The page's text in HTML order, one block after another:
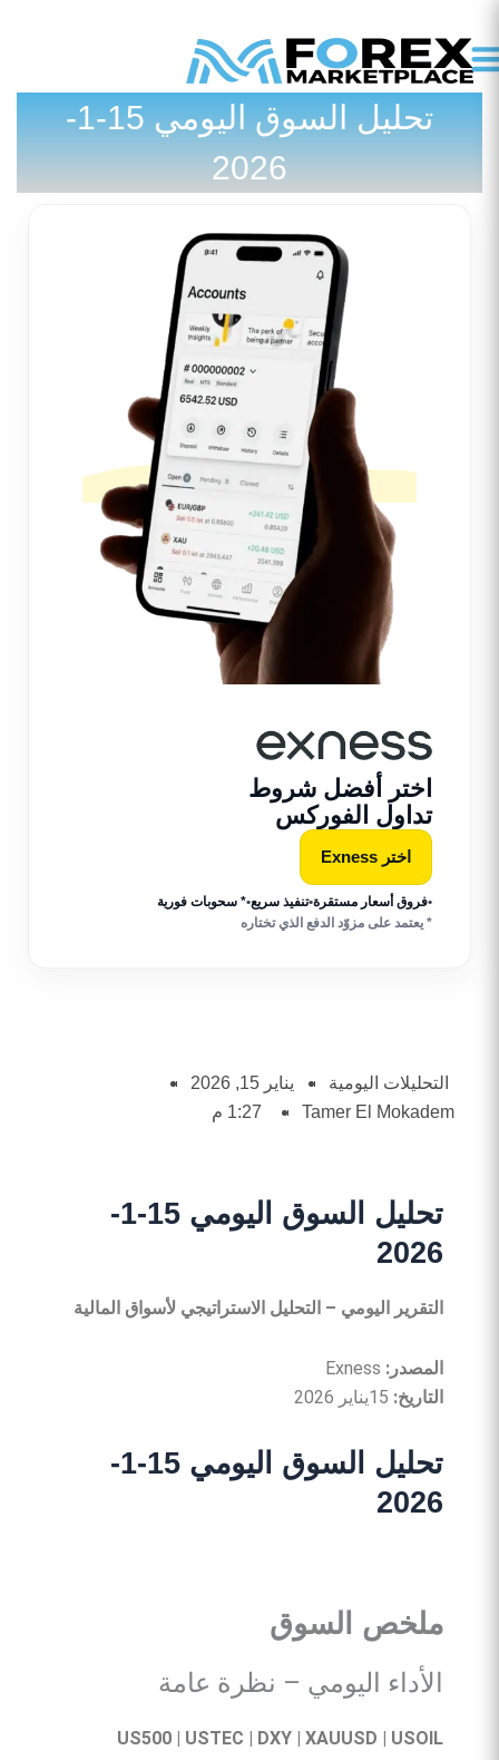
تحليل السوق اليومي 15-1-
2026
اختر أفضل شروط
تداول الفوركس
اختر Exness
•فروق أسعار مستقرة•تنفيذ سريع•* سحوبات فورية
* يعتمد على مزوّد الدفع الذي تختاره
التحليلات اليومية
يناير 15, 2026
Tamer El Mokadem
1:27 م
تحليل السوق اليومي 15-1-
2026
التقرير اليومي – التحليل الاستراتيجي لأسواق المالية
المصدر :
التاريخ:
تحليل السوق اليومي 15-1-
2026
ملخص السوق
الأداء اليومي – نظرة عامة
US500 | USTEC | DXY | XAUUSD | USOIL